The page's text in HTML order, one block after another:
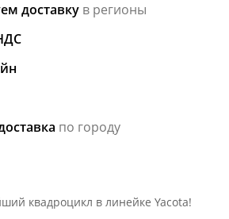
доставку в регионы
по городу
квадроцикл в линейке Yacota!